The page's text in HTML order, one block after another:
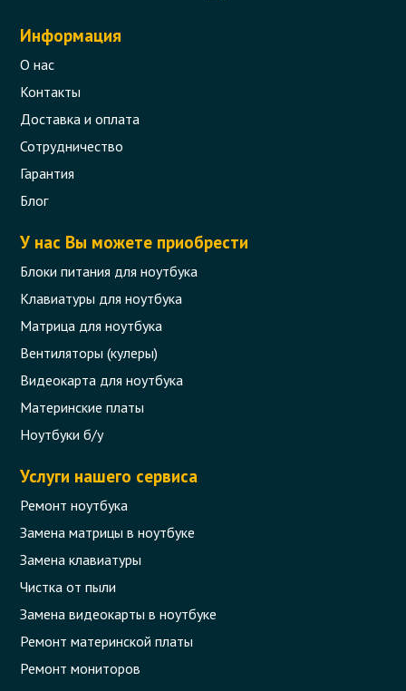
Информация
О нас
Контакты
Доставка и оплата
Сотрудничество
Гарантия
Блог
У нас Вы можете приобрести
Блоки питания для ноутбука
Клавиатуры для ноутбука
Матрица для ноутбука
Вентиляторы (кулеры)
Видеокарта для ноутбука
Материнские платы
Ноутбуки б/у
Услуги нашего сервиса
Ремонт ноутбука
Замена матрицы в ноутбуке
Замена клавиатуры
Чистка от пыли
Замена видеокарты в ноутбуке
Ремонт материнской платы
Ремонт мониторов